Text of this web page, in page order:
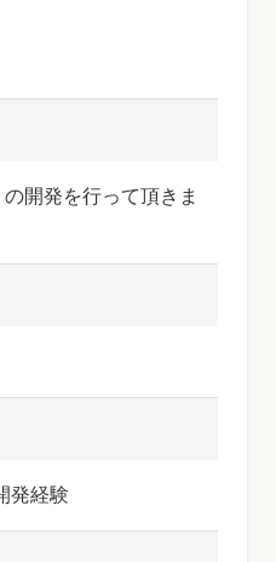
開発を行って頂きま
発経験